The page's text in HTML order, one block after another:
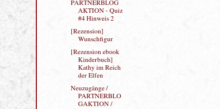
erfreuliche Post
- Award
AKTION - Quiz
#4 Hinweis 2
[Rezension]
Wunschfigur
[Rezension ebook
Kathy im Reich
der Elfen